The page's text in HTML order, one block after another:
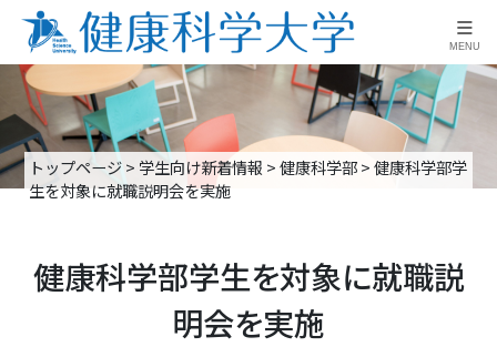
≡
MENU
トップページ> 学生向け新着情報 >健康科学部>健康科学部学
生を対象に就職説明会を実施
健康科学部学生を対象に就職説
明会を実施